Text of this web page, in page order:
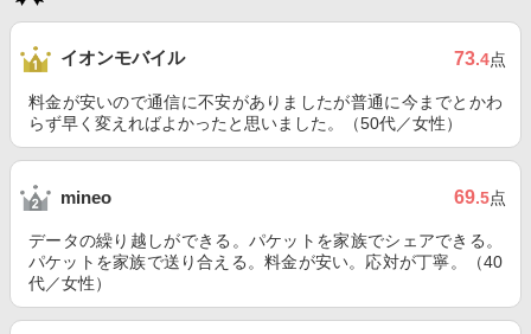
イオンモバイル 73.4点
料金が安いので通信に不安がありましたが普通に今までとかわ
らず早く変えればよかったと思いました。（50代／女性）
mineo 69.5点
データの繰り越しができる。パケットを家族でシェアできる。
パケットを家族で送り合える。料金が安い。応対が丁寧。（40
代／女性）